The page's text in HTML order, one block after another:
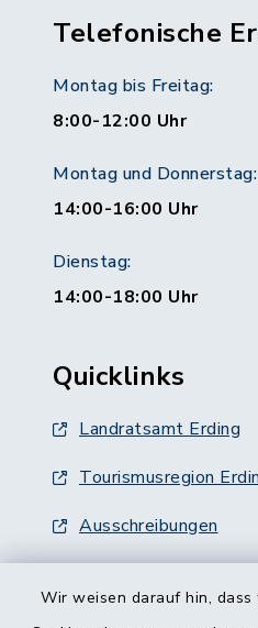
Wir weisen darauf hin,
Telefonische
Montag bis Freitag:
8:00-12:00 Uhr
Montag und Donnerstag:
14:00-16:00 Uhr
Dienstag:
14:00-18:00 Uhr
Quicklinks
Landratsamt Erding
Tourismusregion
Ausschreibungen